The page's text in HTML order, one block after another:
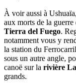
À voir aussi à Ushuaïa,
aux morts de la
Tierra del Fuego.
notamment vous y
la station du
sous un autre angle,
canoë sur la rivière
grands.